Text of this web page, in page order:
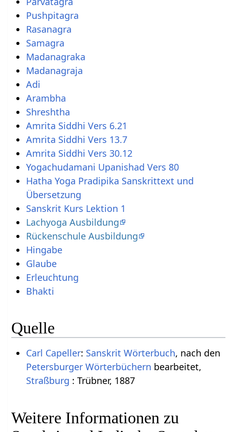
Pushpitagra
Rasanagra
Samagra
Madanagraka
Madanagraja
Adi
Arambha
Shreshtha
Amrita Siddhi Vers 6.21
Amrita Siddhi Vers 13.7
Amrita Siddhi Vers 30.12
Yogachudamani Upanishad Vers 80
Hatha Yoga Pradipika Sanskrittext und
Übersetzung
Sanskrit Kurs Lektion 1
Lachyoga Ausbildung
Rückenschule Ausbildung
Hingabe
Glaube
Erleuchtung
Bhakti
Quelle
Carl Capeller: Sanskrit Wörterbuch, nach den
Petersburger Wörterbüchern bearbeitet,
Straßburg : Trübner, 1887
Weitere Informationen zu